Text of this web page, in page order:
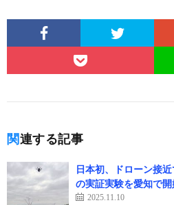
関連する記事
日本初、ドローン接
の実証実験を愛知で開
2025.11.10